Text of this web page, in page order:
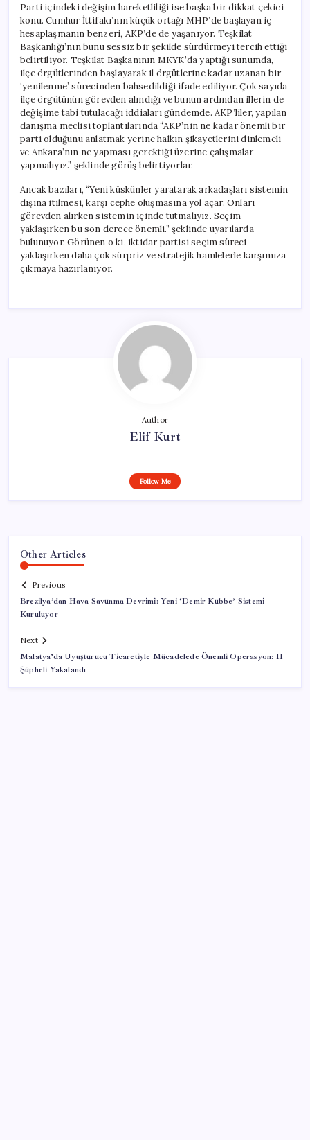
Parti içindeki değişim hareketliliği ise başka bir dikkat çekici
konu. Cumhur İttifakı’nın küçük ortağı MHP’de başlayan iç
hesaplaşmanın benzeri, AKP’de de yaşanıyor. Teşkilat
Başkanlığı’nın bunu sessiz bir şekilde sürdürmeyi tercih ettiği
belirtiliyor. Teşkilat Başkanının MKYK’da yaptığı sunumda,
ilçe örgütlerinden başlayarak il örgütlerine kadar uzanan bir
‘yenilenme’ sürecinden bahsedildiği ifade ediliyor. Çok sayıda
ilçe örgütünün görevden alındığı ve bunun ardından illerin de
değişime tabi tutulacağı iddiaları gündemde. AKP’liler, yapılan
danışma meclisi toplantılarında “AKP’nin ne kadar önemli bir
parti olduğunu anlatmak yerine halkın şikayetlerini dinlemeli
ve Ankara’nın ne yapması gerektiği üzerine çalışmalar
yapmalıyız.” şeklinde görüş belirtiyorlar.
Ancak bazıları, “Yeni küskünler yaratarak arkadaşları sistemin
dışına itilmesi, karşı cephe oluşmasına yol açar. Onları
görevden alırken sistemin içinde tutmalıyız. Seçim
yaklaşırken bu son derece önemli.” şeklinde uyarılarda
bulunuyor. Görünen o ki, iktidar partisi seçim süreci
yaklaşırken daha çok sürpriz ve stratejik hamlelerle karşımıza
çıkmaya hazırlanıyor.
Author
Elif Kurt
Follow Me
Other Articles
Previous
Brezilya’dan Hava Savunma Devrimi: Yeni ‘Demir Kubbe’ Sistemi
Kuruluyor
Next
Malatya’da Uyuşturucu Ticaretiyle Mücadelede Önemli Operasyon: 11
Şüpheli Yakalandı